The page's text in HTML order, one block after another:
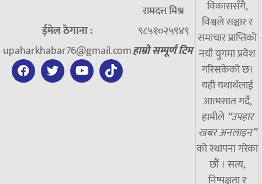
ईमेल ठेगाना :
upaharkhabar76@gmail.com
रामदत्त मिश्र
९८५१०२५९४९
हाम्रो सम्पूर्ण टिम
विकाससँगै,
विश्वले सञ्चार र
समाचार प्राप्तिको
नयाँ युगमा प्रवेश
गरिसकेको छ।
यही यथार्थलाई
आत्मसात गर्दै,
हामीले “उपहार
खबर अनलाइन”
को स्थापना गरेका
छौं । सत्य,
निष्पक्षता र